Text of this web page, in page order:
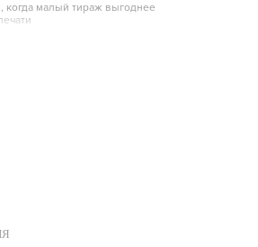
когда малый тираж выгоднее